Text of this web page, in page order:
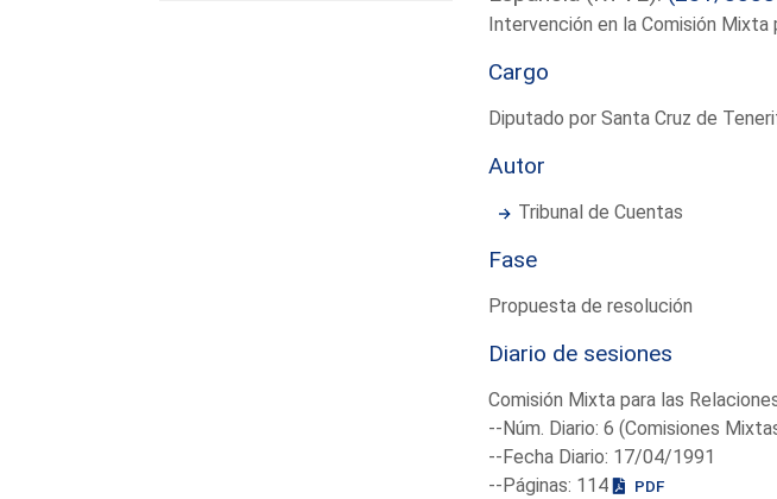
Intervención en la Comisión
Cargo
Diputado por Santa Cruz de
Autor
Tribunal de Cuentas
Fase
Propuesta de resolución
Diario de sesiones
Comisión Mixta para las
--Núm. Diario: 6 (Comisiones
--Fecha Diario: 17/04/1991
--Páginas: 114
PDF